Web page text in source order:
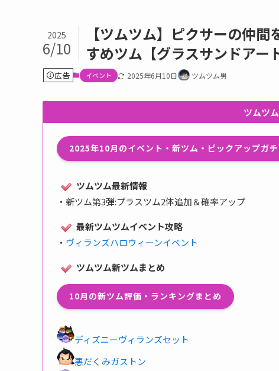
【ツムツム】ピクサーの仲
すめツム【グラスサンドアー
2025
6/10
広告 イベント 2025年6月10日 ツムツム男
ツムツ
2025年10月のイベント・新ツム・ピックアップガ
ツムツム最新情報
・ 新ツム第3弾:プラスツム2体追加＆確率アップ
最新ツムツムイベント攻略
・ ヴィランズハロウィーンイベント
ツムツム新ツムまとめ
10月の新ツム評価・ランキングまとめ
ディズニーヴィランズセット
悪だくみガストン